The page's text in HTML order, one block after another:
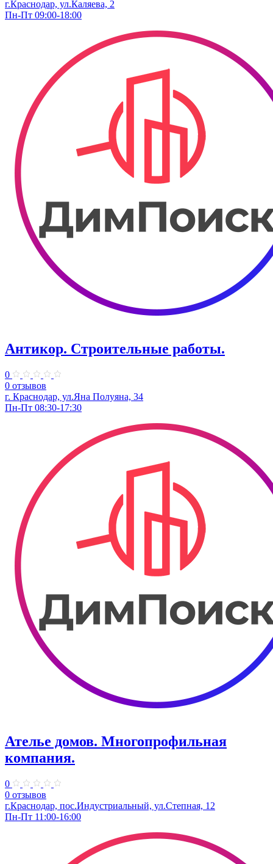
г.Краснодар, ул.Каляева, 2
Пн-Пт 09:00-18:00
Антикор. Строительные работы.
0
0 отзывов
г. Краснодар, ул.Яна Полуяна, 34
Пн-Пт 08:30-17:30
Ателье домов. Многопрофильная
компания.
0
0 отзывов
г.Краснодар, пос.Индустриальный, ул.Степная, 12
Пн-Пт 11:00-16:00